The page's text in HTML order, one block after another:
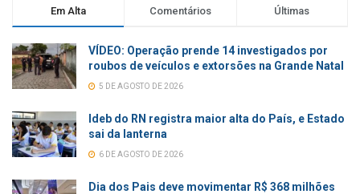
Em Alta Comentários Últimas
VÍDEO: Operação prende 14 investigados por
roubos de veículos e extorsões na Grande Natal
5 DE AGOSTO DE 2026
Ideb do RN registra maior alta do País, e Estado
sai da lanterna
6 DE AGOSTO DE 2026
Dia dos Pais deve movimentar R$ 368 milhões